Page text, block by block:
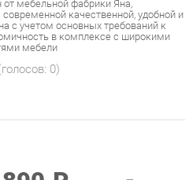
учетом основных требований к
в комплексе с широкими
мебели
0)
₽